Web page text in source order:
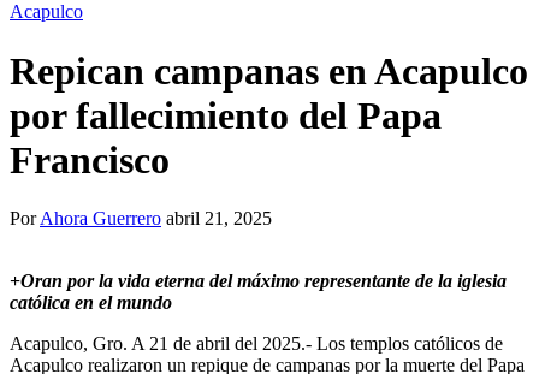
Acapulco
Repican campanas en Acapulco
por fallecimiento del Papa
Francisco
PorAhora Guerrero abril 21, 2025
+Oran por la vida eterna del máximo representante de la iglesia
católica en el mundo
Acapulco, Gro. A 21 de abril del 2025.- Los templos católicos de
Acapulco realizaron un repique de campanas por la muerte del Papa